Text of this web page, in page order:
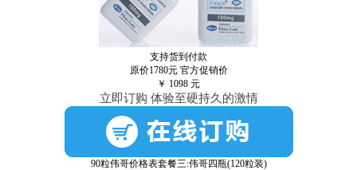
支持货到付款
原价1780元 官方促销价
￥ 1098 元
立即订购 体验至硬持久的激情
90粒伟哥价格表套餐三:伟哥四瓶(120粒装)